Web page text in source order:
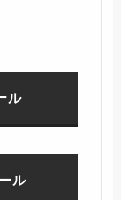
ル
ル